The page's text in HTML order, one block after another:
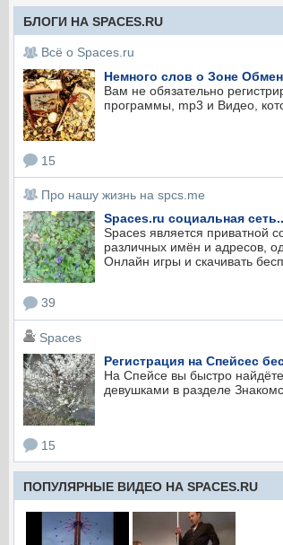
БЛОГИ НА SPACES.RU
Всё о Spaces.ru
Немного слов о Зоне
Вам не обязательно
программы, mp3 и Видео,
15
Про нашу жизнь на spcs.me
Spaces.ru социальная
Spaces является приватной
различных имён и адресов,
Онлайн игры и скачивать
39
Spaces
Регистрация на Спейсес
На Спейсе вы быстро
девушками в разделе
15
ПОПУЛЯРНЫЕ ВИДЕО НА SPACES.RU